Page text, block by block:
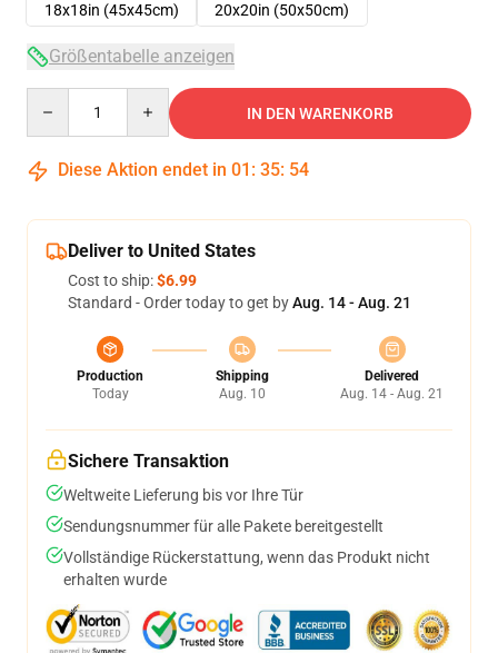
18x18in (45x45cm)
20x20in (50x50cm)
Größentabelle anzeigen
IN DEN WARENKORB
Diese Aktion endet in 01 : 35: 53
Deliver to United States
Cost to ship:$6.99
Standard - Order today to get byAug. 14 - Aug. 21
Production
Today
Shipping
Aug. 10
Delivered
Aug. 14 - Aug. 21
Sichere Transaktion
Weltweite Lieferung bis vor Ihre Tür
Sendungsnummer für alle Pakete bereitgestellt
Vollständige Rückerstattung, wenn das Produkt nicht
erhalten wurde